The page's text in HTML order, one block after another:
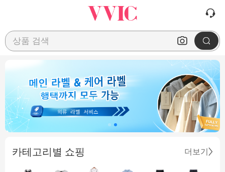
상품 검색
카테고리별 쇼핑 더보기